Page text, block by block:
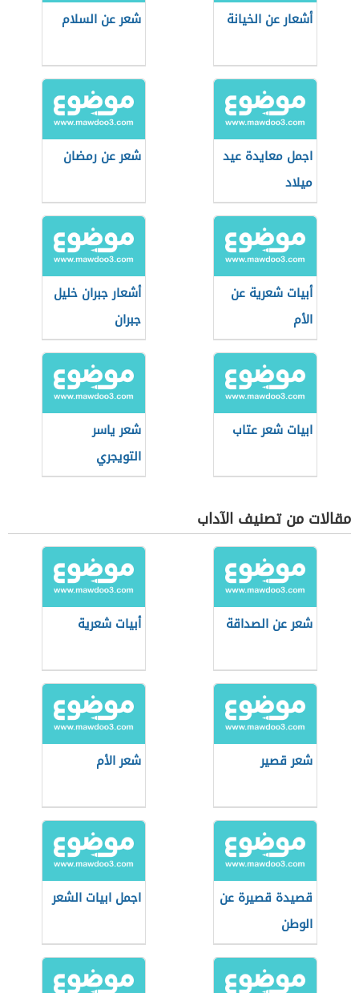
أشعار عن الخيانة شعر عن السلام
اجمل معايدة عيد
ميلاد
شعر عن رمضان
أبيات شعرية عن
الأم
أشعار جبران خليل
جبران
ابيات شعر عتاب
شعر ياسر
التويجري
مقالات من تصنيف الآداب
شعر عن الصداقة أبيات شعرية
شعر قصير شعر الأم
قصيدة قصيرة عن
الوطن
اجمل ابيات الشعر